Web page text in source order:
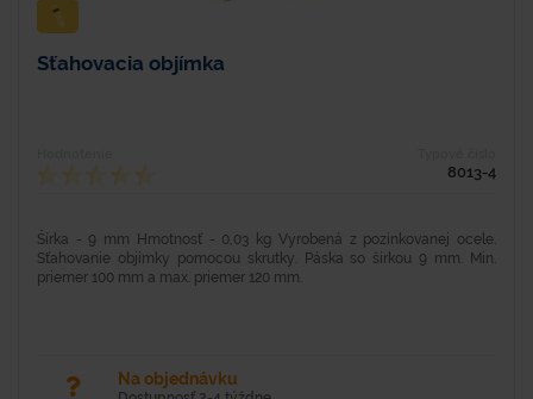
Sťahovacia objímka
8013-4
Šírka - 9 mm Hmotnosť - 0,03 kg Vyrobená z pozinkovanej ocele.
Sťahovanie objímky pomocou skrutky. Páska so šírkou 9 mm. Min.
priemer 100 mm a max. priemer 120 mm.
Na objednávku